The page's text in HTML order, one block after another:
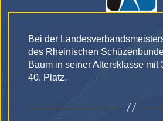
Bei der
des Rheinischen
Baum in seiner Altersklasse mit
40. Platz.